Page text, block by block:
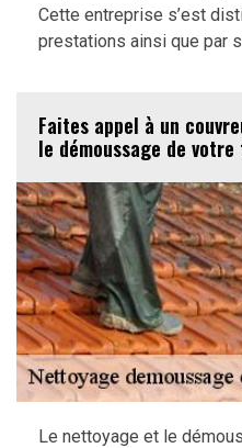
Cette entreprise s’est
prestations ainsi que par
Faites appel à un
le démoussage de
Le nettoyage et le